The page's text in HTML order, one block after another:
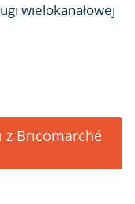
wielokanałowej
Bricomarché